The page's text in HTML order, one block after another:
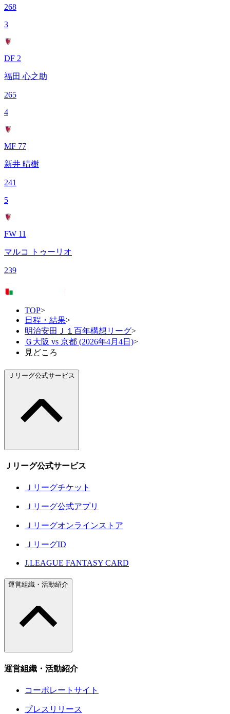
268
3
DF 2
福田 心之助
265
4
MF 77
新井 晴樹
241
5
FW 11
マルコ トゥーリオ
239
TOP>
日程・結果>
明治安田Ｊ１百年構想リーグ>
Ｇ大阪 vs 京都 (2026年4月4日)>
見どころ
Ｊリーグ公式サービス
Ｊリーグ公式サービス
Ｊリーグチケット
Ｊリーグ公式アプリ
Ｊリーグオンラインストア
ＪリーグID
J.LEAGUE FANTASY CARD
運営組織・活動紹介
運営組織・活動紹介
コーポレートサイト
プレスリリース